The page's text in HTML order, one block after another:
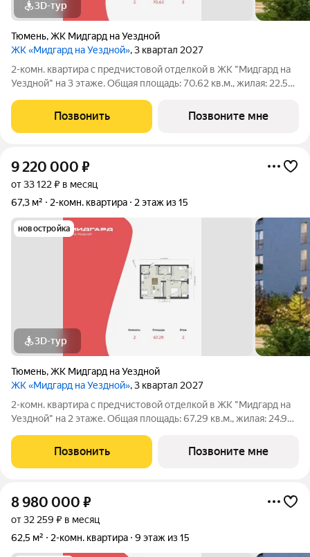
3D-тур
Тюмень,ЖК Мидгард на Уездной
ЖК «Мидгард на Уездной», 3 квартал 2027
2-комн. квартира с предчистовой отделкой в ЖК "Мидгард на
Уездной" на 3 этаже. Общая площадь: 70.62 кв.м., жилая: 22.58
квартира, идеально подойдет любителям тишины и
панорамных видов. В
Позвонить Позвоните мне
9 220 000 ₽
от 33 122 ₽ в месяц
67,3 м²
2-комн. квартира 2 этаж из 15
новостройка
3D-тур
Тюмень,ЖК Мидгард на Уездной
ЖК «Мидгард на Уездной», 3 квартал 2027
2-комн. квартира с предчистовой отделкой в ЖК "Мидгард на
Уездной" на 2 этаже. Общая площадь: 67.29 кв.м., жилая: 24.9
квартира, очень светлая, естественная вентиляция при
открытии окон. В
Позвонить Позвоните мне
8 980 000 ₽
от 32 259 ₽ в месяц
62,5 м²
2-комн. квартира 9 этаж из 15